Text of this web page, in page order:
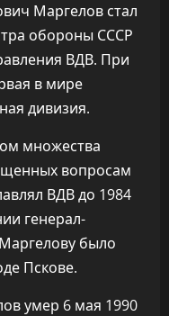
Маргелов стал
обороны СССР
ВДВ. При
в мире
дивизия.
множества
вопросам
ВДВ до 1984
генерал-
было
Пскове.
умер 6 мая 1990